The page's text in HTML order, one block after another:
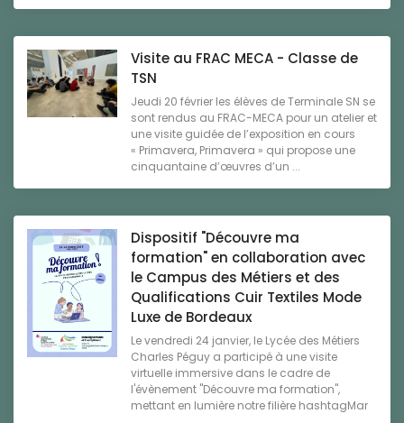
Visite au FRAC MECA - Classe de
TSN
Jeudi 20 février les élèves de Terminale SN se
sont rendus au FRAC-MECA pour un atelier et
une visite guidée de l’exposition en cours
« Primavera, Primavera » qui propose une
cinquantaine d’œuvres d’un ...
Dispositif "Découvre ma
formation" en collaboration avec
le Campus des Métiers et des
Qualifications Cuir Textiles Mode
Luxe de Bordeaux
Le vendredi 24 janvier, le Lycée des Métiers
Charles Péguy a participé à une visite
virtuelle immersive dans le cadre de
l'évènement "Découvre ma formation",
mettant en lumière notre filière hashtagMar